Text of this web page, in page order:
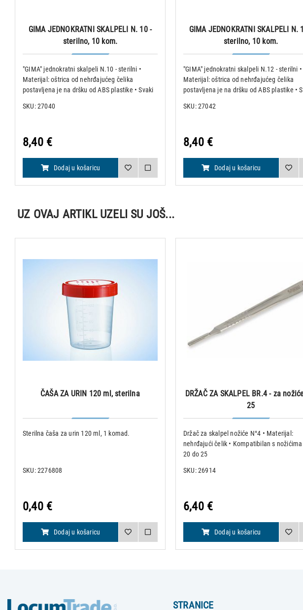
GIMA JEDNOKRATNI SKALPELI N. 10 -
sterilno, 10 kom.
"GIMA" jednokratni skalpeli N.10 - sterilni •
Materijal: oštrica od nehrđajućeg čelika
postavljena je na dršku od ABS plastike • Svaki
omotnicu sa sigurnosnom zaštitom za oštricu
SKU: 27040
8,40 €
Dodaj u košaricu
GIMA JEDNOKRATNI SKALPELI N.
sterilno, 10 kom.
"GIMA" jednokratni skalpeli N.12 - sterilni •
Materijal: oštrica od nehrđajućeg čelika
postavljena je na dršku od ABS plastike •
omotnicu sa sigurnosnom zaštitom za
SKU: 27042
8,40 €
Dodaj u košaricu
UZ OVAJ ARTIKL UZELI SU JOŠ...
ČAŠA ZA URIN 120 ml, sterilna
Sterilna čaša za urin 120 ml, 1 komad.
SKU: 2276808
0,40 €
Dodaj u košaricu
DRŽAČ ZA SKALPEL BR.4 - za
25
Držač za skalpel nožiće N°4 • Materijal:
nehrđajući čelik • Kompatibilan s nožićima
20 do 25
SKU: 26914
6,40 €
Dodaj u košaricu
STRANICE